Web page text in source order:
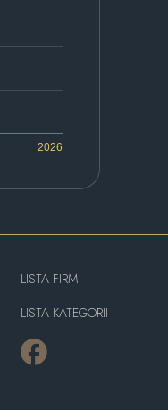
2026
LISTA FIRM
LISTA KATEGORII